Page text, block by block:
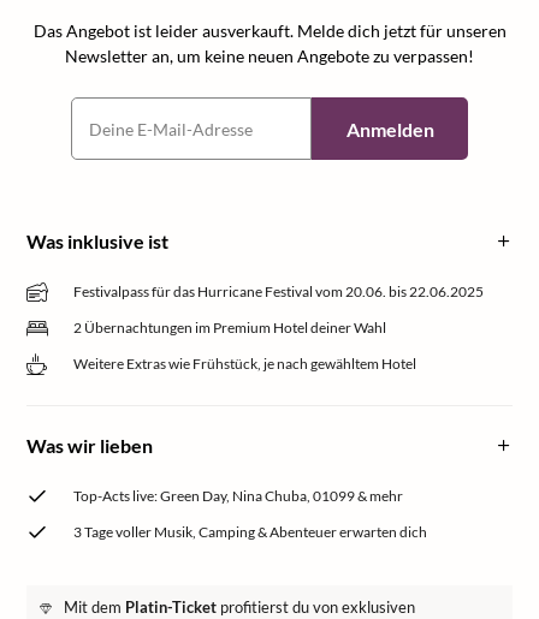
Das Angebot ist leider ausverkauft. Melde dich jetzt für unseren
Newsletter an, um keine neuen Angebote zu verpassen!
Anmelden
Was inklusive ist
Festivalpass für das Hurricane Festival vom 20.06. bis 22.06.2025
2 Übernachtungen im Premium Hotel deiner Wahl
Weitere Extras wie Frühstück, je nach gewähltem Hotel
Was wir lieben
Top-Acts live: Green Day, Nina Chuba, 01099 & mehr
3 Tage voller Musik, Camping & Abenteuer erwarten dich
Mit dem Platin-Ticket profitierst du von exklusiven